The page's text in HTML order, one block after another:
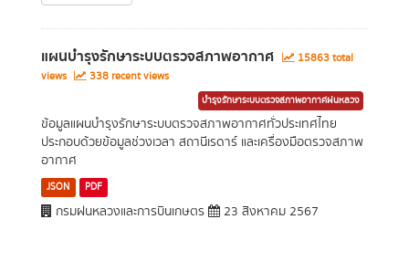
แผนบำรุงรักษาระบบตรวจสภาพอากาศ
15863 total
views
338 recent views
บำรุงรักษาระบบตรวจสภาพอากาศฝนหลวง
ข้อมูลแผนบำรุงรักษาระบบตรวจสภาพอากาศทั่วประเทศไทย
ประกอบด้วยข้อมูลช่วงเวลา สถานีเรดาร์ และเครื่องมือตรวจสภาพ
อากาศ
JSON PDF
กรมฝนหลวงและการบินเกษตร 23 สิงหาคม 2567